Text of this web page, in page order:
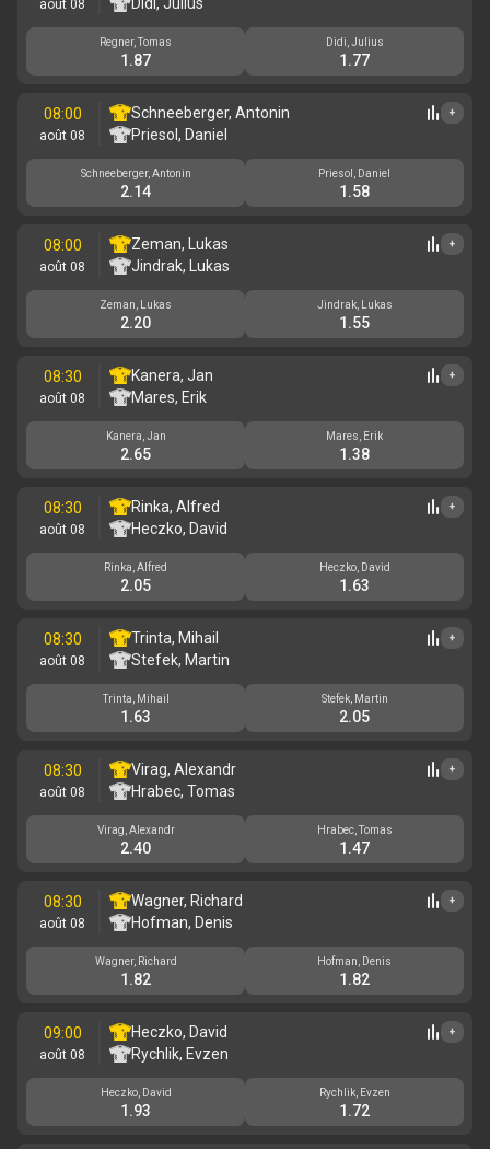
août 08
Regner, Tomas
1.87
Didi, Julius
1.77
08:00
août 08
Schneeberger, Antonin
Priesol, Daniel
+
Schneeberger, Antonin
2.14
Priesol, Daniel
1.58
08:00
août 08
Zeman, Lukas
Jindrak, Lukas
+
Zeman, Lukas
2.20
Jindrak, Lukas
1.55
08:30
août 08
Kanera, Jan
Mares, Erik
+
Kanera, Jan
2.65
Mares, Erik
1.38
08:30
août 08
Rinka, Alfred
Heczko, David
+
Rinka, Alfred
2.05
Heczko, David
1.63
08:30
août 08
Trinta, Mihail
Stefek, Martin
+
Trinta, Mihail
1.63
Stefek, Martin
2.05
08:30
août 08
Virag, Alexandr
Hrabec, Tomas
+
Virag, Alexandr
2.40
Hrabec, Tomas
1.47
08:30
août 08
Wagner, Richard
Hofman, Denis
+
Wagner, Richard
1.82
Hofman, Denis
1.82
09:00
août 08
Heczko, David
Rychlik, Evzen
+
Heczko, David
1.93
Rychlik, Evzen
1.72